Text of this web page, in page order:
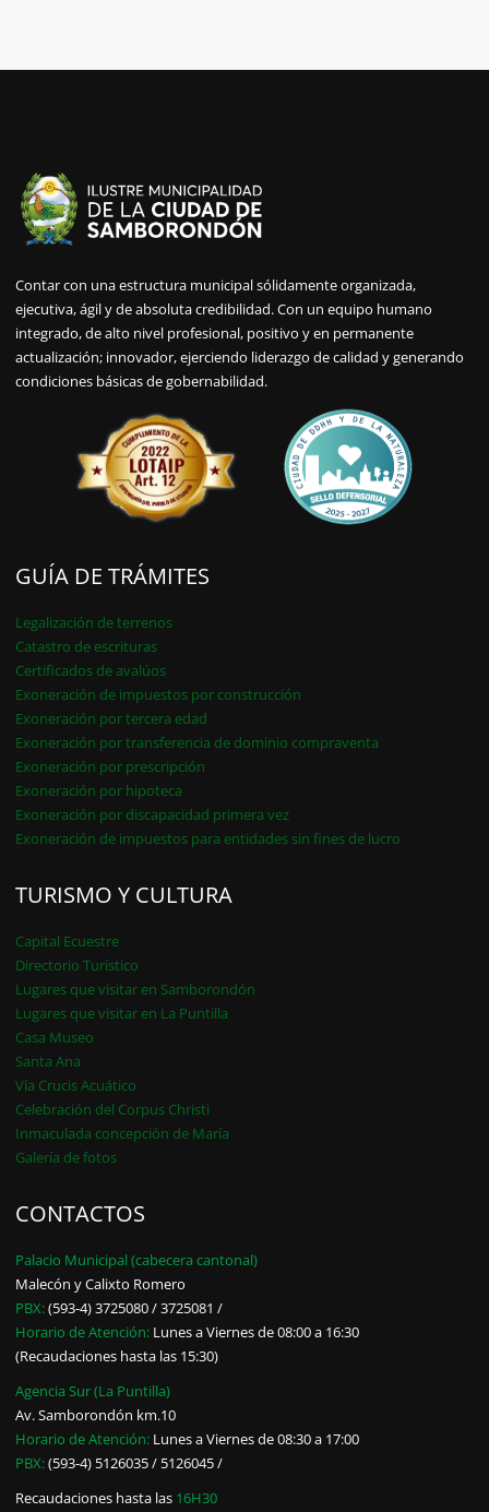
Contar con una estructura municipal sólidamente organizada,
ejecutiva, ágil y de absoluta credibilidad. Con un equipo humano
integrado, de alto nivel profesional, positivo y en permanente
actualización; innovador, ejerciendo liderazgo de calidad y generando
condiciones básicas de gobernabilidad.
GUÍA DE TRÁMITES
Legalización de terrenos
Catastro de escrituras
Certificados de avalúos
Exoneración de impuestos por construcción
Exoneración por tercera edad
Exoneración por transferencia de dominio compraventa
Exoneración por prescripción
Exoneración por hipoteca
Exoneración por discapacidad primera vez
Exoneración de impuestos para entidades sin fines de lucro
TURISMO Y CULTURA
Capital Ecuestre
Directorio Turístico
Lugares que visitar en Samborondón
Lugares que visitar en La Puntilla
Casa Museo
Santa Ana
Vía Crucis Acuático
Celebración del Corpus Christi
Inmaculada concepción de María
Galería de fotos
CONTACTOS
Palacio Municipal (cabecera cantonal)
Malecón y Calixto Romero
PBX:(593-4) 3725080 / 3725081 /
Horario de Atención: Lunes a Viernes de 08:00 a 16:30
(Recaudaciones hasta las 15:30)
Agencia Sur (La Puntilla)
Av. Samborondón km.10
Horario de Atención: Lunes a Viernes de 08:30 a 17:00
PBX:(593-4) 5126035 / 5126045 /
Recaudaciones hasta las 16H30